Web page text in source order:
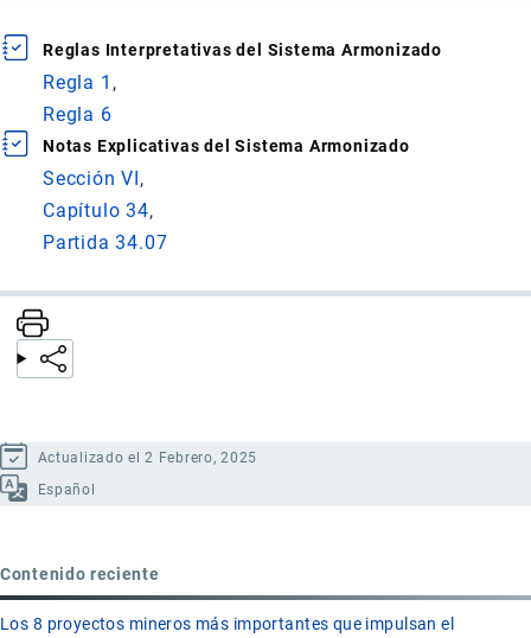
Reglas Interpretativas del Sistema Armonizado
Regla 1
Regla 6
Notas Explicativas del Sistema Armonizado
Sección VI
Capítulo 34
Partida 34.07
Actualizado el 2 Febrero, 2025
Español
Contenido reciente
Los 8 proyectos mineros más importantes que impulsan el